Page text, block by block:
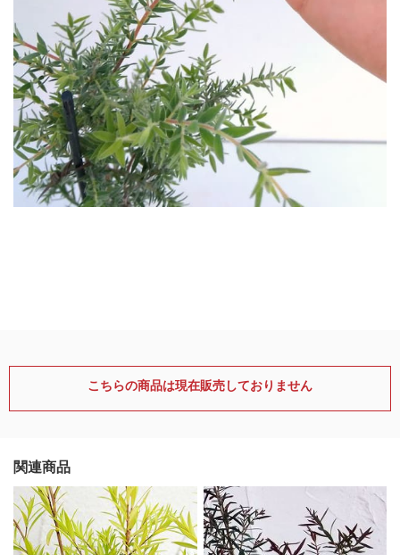
こちらの商品は現在販売しておりません
関連商品